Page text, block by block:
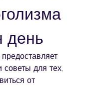
день
советы для тех,
от